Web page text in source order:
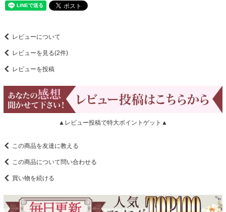
レビューについて
レビューを見る(2件)
レビューを投稿
▲レビュー投稿で特大ポイントゲット▲
この商品を友達に教える
この商品について問い合わせる
買い物を続ける